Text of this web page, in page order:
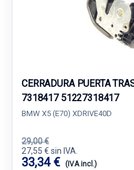
CERRADURA PUERTA
7318417 51227318417
BMW X5 (E70) XDRIVE40D
29,00 €
27,55 € sin IVA.
33,34 € (IVA incl.)